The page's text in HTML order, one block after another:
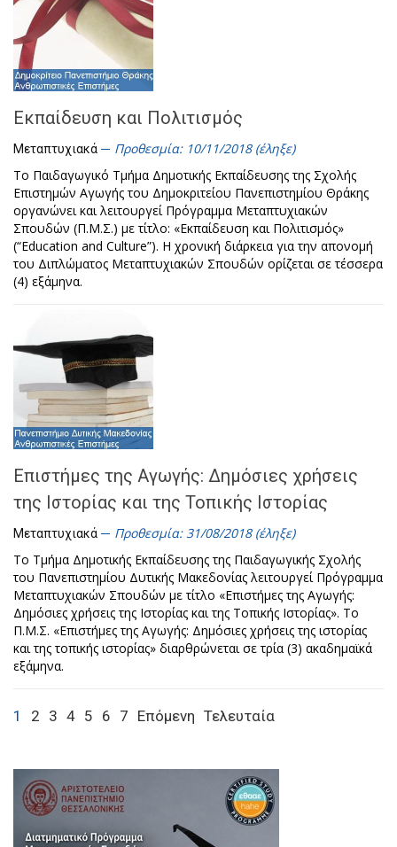
Εκπαίδευση και Πολιτισμός
Μεταπτυχιακά
Προθεσμία: 10/11/2018 (έληξε)
Το Παιδαγωγικό Τμήμα Δημοτικής Εκπαίδευσης της Σχολής
Επιστημών Αγωγής του Δημοκριτείου Πανεπιστημίου Θράκης
οργανώνει και λειτουργεί Πρόγραμμα Μεταπτυχιακών
Σπουδών (Π.Μ.Σ.) με τίτλο: «Εκπαίδευση και Πολιτισμός»
(“Education and Culture”). Η χρονική διάρκεια για την απονομή
του Διπλώματος Μεταπτυχιακών Σπουδών ορίζεται σε τέσσερα
(4) εξάμηνα.
Επιστήμες της Αγωγής: Δημόσιες χρήσεις
της Ιστορίας και της Τοπικής Ιστορίας
Μεταπτυχιακά
Προθεσμία: 31/08/2018 (έληξε)
Το Τμήμα Δημοτικής Εκπαίδευσης της Παιδαγωγικής Σχολής
του Πανεπιστημίου Δυτικής Μακεδονίας λειτουργεί Πρόγραμμα
Μεταπτυχιακών Σπουδών με τίτλο «Επιστήμες της Αγωγής:
Δημόσιες χρήσεις της Ιστορίας και της Τοπικής Ιστορίας». Το
Π.Μ.Σ. «Επιστήμες της Αγωγής: Δημόσιες χρήσεις της ιστορίας
και της τοπικής ιστορίας» διαρθρώνεται σε τρία (3) ακαδημαϊκά
εξάμηνα.
1 2 3 4 5 6 7 Επόμενη Τελευταία